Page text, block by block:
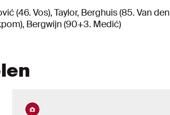
(46. Vos), Taylor, Berghuis (85. Van den
Bergwijn (90+3. Medić)